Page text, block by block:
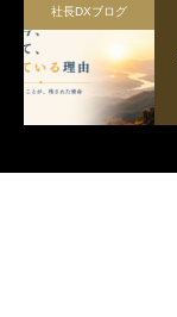
社長DXブログ